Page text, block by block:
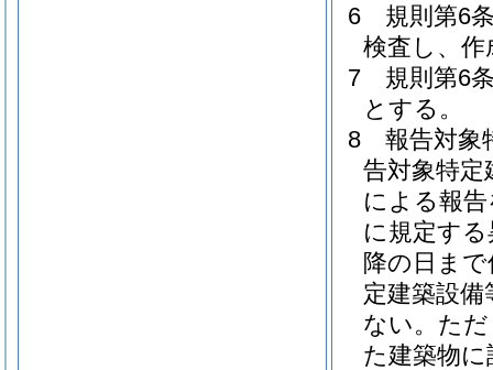
6
規則第6
検査し、
7
規則第6
とする。
8
報告対象
告対象特定
による報
に規定す
降の日ま
定建築設
ない。 た
た建築物